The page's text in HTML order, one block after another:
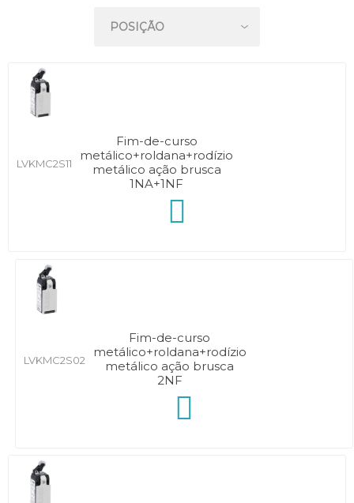
LVKMC2S11
Fim-de-curso
metálico+roldana+rodízio
metálico ação brusca
1NA+1NF
LVKMC2S02
Fim-de-curso
metálico+roldana+rodízio
metálico ação brusca
2NF